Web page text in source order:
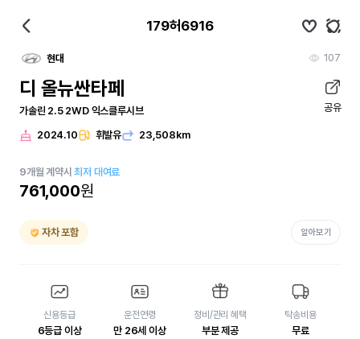
179허6916
현대 107
디 올뉴싼타페
가솔린 2.5 2WD 익스클루시브 공유
2024.10 휘발유 23,508km
9개월 계약시최저 대여료
761,000원
자차 포함 알아보기
신용등급
6등급 이상
운전연령
만 26세 이상
정비/관리 혜택
부분 제공
탁송비용
무료